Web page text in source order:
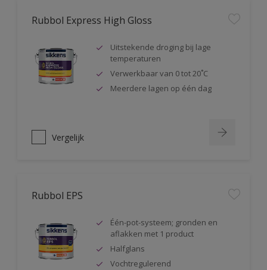
Rubbol Express High Gloss
Uitstekende droging bij lage
temperaturen
Verwerkbaar van 0 tot 20˚C
Meerdere lagen op één dag
Vergelijk
Rubbol EPS
Één-pot-systeem; gronden en
aflakken met 1 product
Halfglans
Vochtregulerend